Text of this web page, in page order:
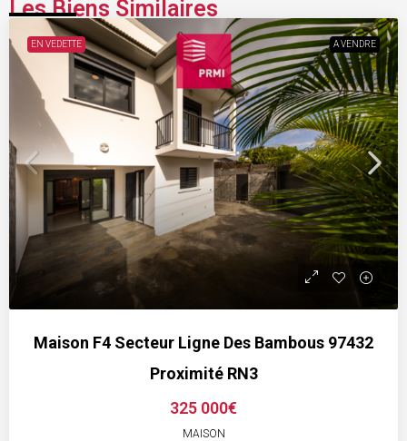
Les Biens Similaires
EN VEDETTE A VENDRE
Maison F4 Secteur Ligne Des Bambous 97432
Proximité RN3
325 000€
MAISON